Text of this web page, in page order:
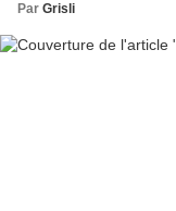
Par Grisli